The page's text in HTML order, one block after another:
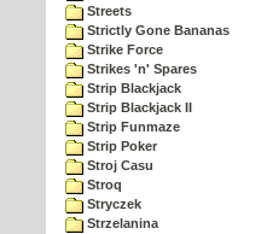
Streets
Strictly Gone Bananas
Strike Force
Strikes 'n' Spares
Strip Blackjack
Strip Blackjack II
Strip Funmaze
Strip Poker
Stroj Casu
Stroq
Stryczek
Strzelanina